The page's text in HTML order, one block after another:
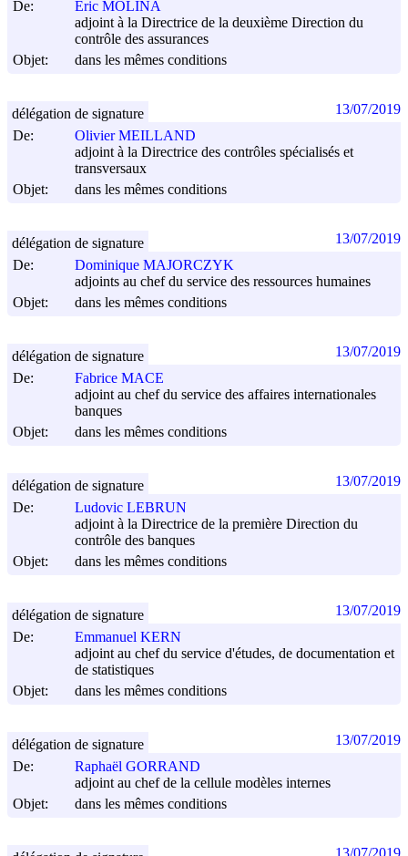
De:
Éric MOLINA
adjoint à la Directrice de la deuxième Direction du
contrôle des assurances
Objet:
dans les mêmes conditions
De:
Olivier MEILLAND
adjoint à la Directrice des contrôles spécialisés et
transversaux
Objet:
dans les mêmes conditions
délégation de signature 13/07/2019
De:
Dominique MAJORCZYK
adjoints au chef du service des ressources humaines
Objet:
dans les mêmes conditions
délégation de signature 13/07/2019
De:
Fabrice MACE
adjoint au chef du service des affaires internationales
banques
Objet:
dans les mêmes conditions
délégation de signature 13/07/2019
De:
Ludovic LEBRUN
adjoint à la Directrice de la première Direction du
contrôle des banques
Objet:
dans les mêmes conditions
délégation de signature 13/07/2019
De:
Emmanuel KERN
adjoint au chef du service d'études, de documentation et
de statistiques
Objet:
dans les mêmes conditions
délégation de signature 13/07/2019
De:
Raphaël GORRAND
adjoint au chef de la cellule modèles internes
Objet:
dans les mêmes conditions
délégation de signature 13/07/2019
13/07/2019